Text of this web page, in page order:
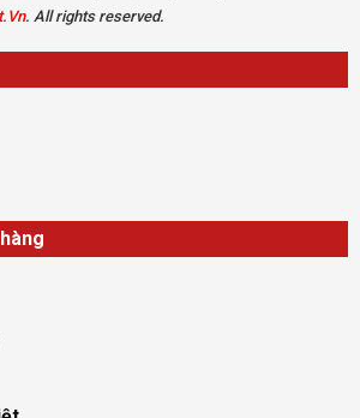
. All rights reserved.